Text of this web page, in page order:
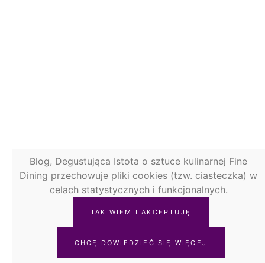
Blog, Degustująca Istota o sztuce kulinarnej Fine
Dining przechowuje pliki cookies (tzw. ciasteczka) w
celach statystycznych i funkcjonalnych.
TAK WIEM I AKCEPTUJĘ
CHCĘ DOWIEDZIEĆ SIĘ WIĘCEJ
© 2019-2021 Degustująca Istota. All rights reserved.